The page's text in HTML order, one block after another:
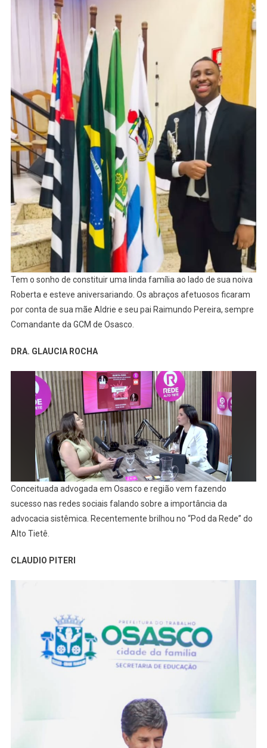
Tem o sonho de constituir uma linda família ao lado de sua noiva
Roberta e esteve aniversariando. Os abraços afetuosos ficaram
por conta de sua mãe Aldrie e seu pai Raimundo Pereira, sempre
Comandante da GCM de Osasco.
DRA. GLAUCIA ROCHA
Conceituada advogada em Osasco e região vem fazendo
sucesso nas redes sociais falando sobre a importância da
advocacia sistêmica. Recentemente brilhou no “Pod da Rede” do
Alto Tietê.
CLAUDIO PITERI